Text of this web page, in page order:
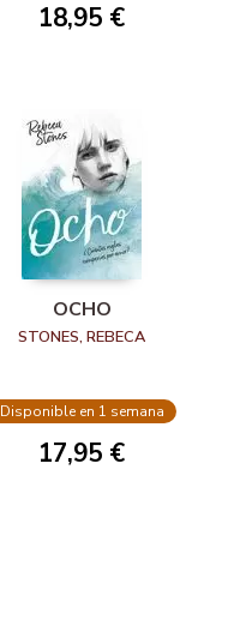
18,95 €
OCHO
STONES, REBECA
Disponible en 1 semana
17,95 €